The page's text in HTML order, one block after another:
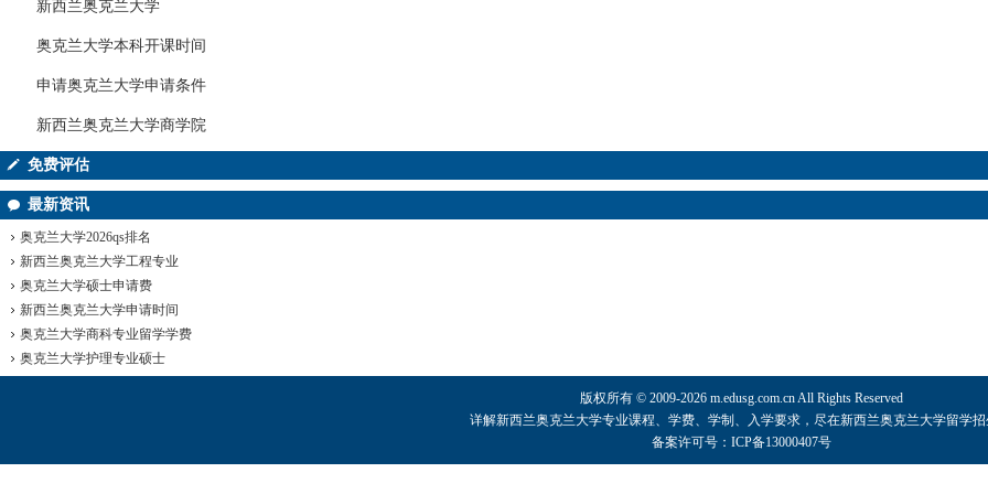
新西兰奥克兰大学
奥克兰大学本科开课时间
申请奥克兰大学申请条件
新西兰奥克兰大学商学院
免费评估
最新资讯
奥克兰大学2026qs排名
新西兰奥克兰大学工程专业
奥克兰大学硕士申请费
新西兰奥克兰大学申请时间
奥克兰大学商科专业留学学费
奥克兰大学护理专业硕士
版权所有 © 2009-2026 m.edusg.com.cn All Rights Reserved
详解新西兰奥克兰大学专业课程、学费、学制、入学要求，尽在新西兰奥克兰大学留学
备案许可号：ICP备13000407号